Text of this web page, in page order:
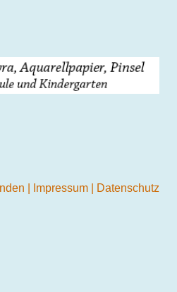
Impressum Datenschutz